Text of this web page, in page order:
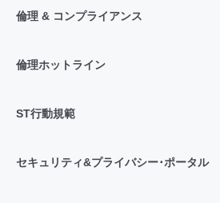
倫理 & コンプライアンス
倫理ホットライン
ST行動規範
セキュリティ&プライバシー･ポータル